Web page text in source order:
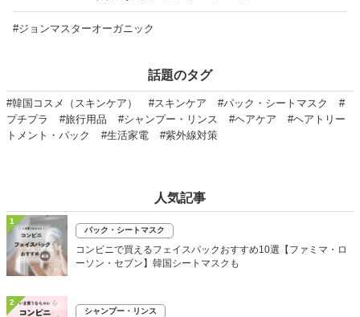
#ジョンマスターオーガニック
話題のタグ
#韓国コスメ（スキンケア） #スキンケア #パック・シートマスク
#
プチプラ
#旅行用品 #シャンプー・リンス #ヘアケア
#ヘアトリー
トメント・パック
#生活家電 #紫外線対策
人気記事
1
パック・シートマスク
コンビニで買えるフェイスパックおすすめ10選【ファミマ・ロ
ーソン・セブン】韓国シートマスクも
2
シャンプー・リンス